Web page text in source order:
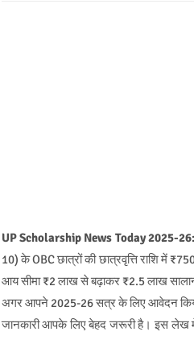
UP Scholarship News Today 2025-26:
10) के OBC छात्रों की छात्रवृत्ति राशि में
आय सीमा ₹2 लाख से बढ़ाकर ₹2.5 लाख
अगर आपने 2025-26 सत्र के लिए आवेदन
जानकारी आपके लिए बेहद जरूरी है। इस लेख